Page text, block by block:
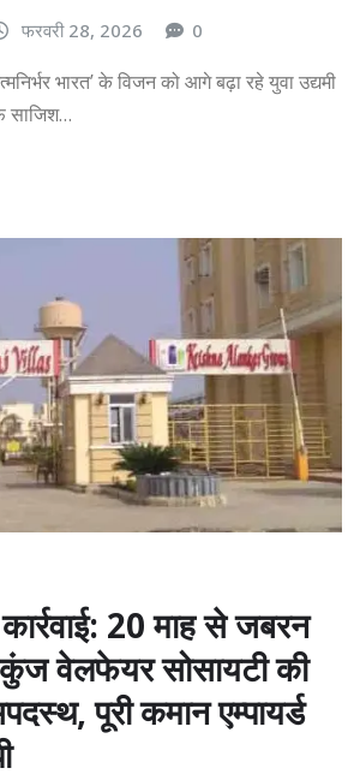
फरवरी 28, 2026 0
भारत’ के विजन को आगे बढ़ा रहे युवा उद्यमी
साजिश…
20 माह से जबरन
वेलफेयर सोसायटी की
पूरी कमान एम्पायर्ड